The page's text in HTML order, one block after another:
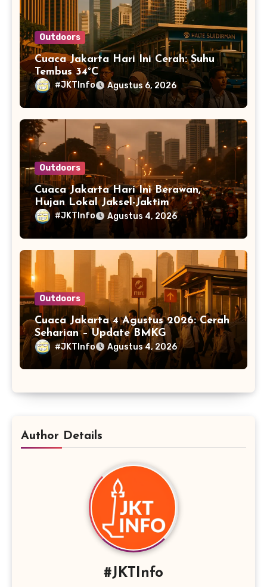
Outdoors
Cuaca Jakarta Hari Ini Cerah: Suhu
Tembus 34°C
#JKTInfo Agustus 6, 2026
Outdoors
Cuaca Jakarta Hari Ini Berawan,
Hujan Lokal Jaksel-Jaktim
#JKTInfo Agustus 4, 2026
Outdoors
Cuaca Jakarta 4 Agustus 2026: Cerah
Seharian – Update BMKG
#JKTInfo Agustus 4, 2026
Author Details
#JKTInfo